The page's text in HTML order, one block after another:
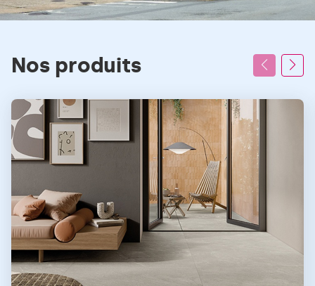
Nos produits